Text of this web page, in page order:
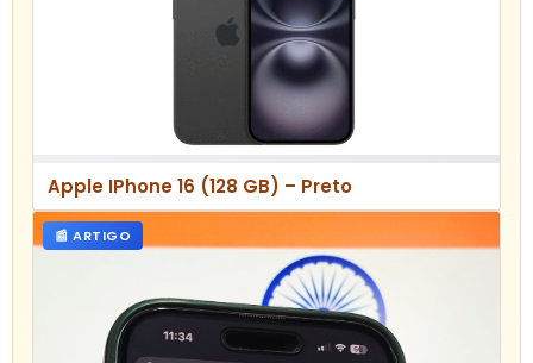
Apple IPhone 16 (128 GB) – Preto
📰 ARTIGO